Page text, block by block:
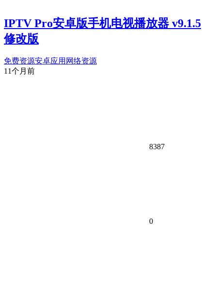
IPTV Pro安卓版手机电视播放器 v9.1.5
修改版
免费资源安卓应用 网络资源
11个月前
8387
0